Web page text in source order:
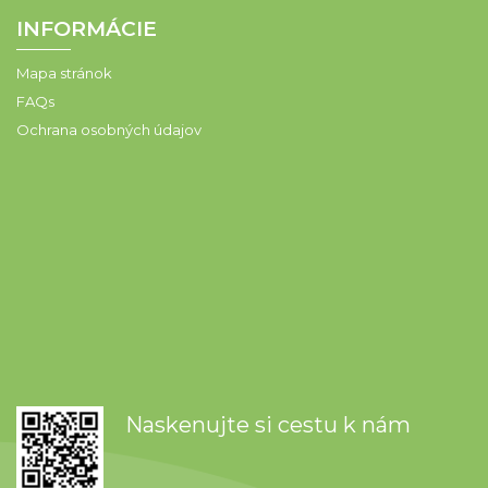
INFORMÁCIE
Mapa stránok
FAQs
Ochrana osobných údajov
Naskenujte si cestu k nám